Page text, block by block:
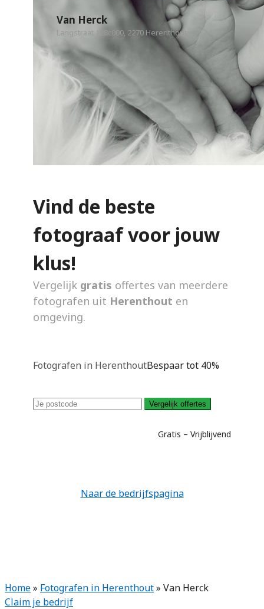
Van Herck
Langstraat 128c000, 2270 Herenthout
Vind de beste
fotograaf voor jouw
klus!
Vergelijk gratis offertes van meerdere
fotografen uit Herenthout en
omgeving.
Fotografen in HerenthoutBespaar tot 40%
Vergelijk offertes
Gratis – Vrijblijvend
Naar de bedrijfspagina
Home» Fotografen in Herenthout» Van Herck
Claim je bedrijf